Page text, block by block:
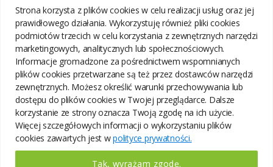
Strona korzysta z plików cookies w celu realizacji usług oraz jej
prawidłowego działania. Wykorzystuję również pliki cookies
podmiotów trzecich w celu korzystania z zewnętrznych narzędzi
marketingowych, analitycznych lub społecznościowych.
Informacje gromadzone za pośrednictwem wspomnianych
plików cookies przetwarzane są też przez dostawców narzędzi
zewnętrznych. Możesz określić warunki przechowywania lub
dostępu do plików cookies w Twojej przeglądarce. Dalsze
korzystanie ze strony oznacza Twoją zgodę na ich użycie.
Więcej szczegółowych informacji o wykorzystaniu plików
cookies zawartych jest wpolityce prywatności.
Tak, wyrażam zgodę.